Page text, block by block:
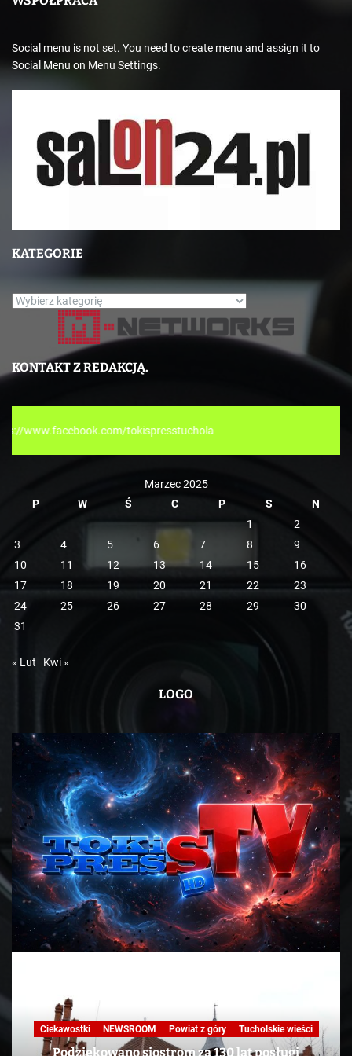
Social menu is not set. You need to create menu and assign it to
Social Menu on Menu Settings.
KATEGORIE
K
e
g
i
e
KONTAKT Z REDAKCJĄ.
Marzec 2025
P
W Ś C P S
N
1
2
3
4 5 6 7 8
9
10
11 12 13 14 15
16
17
18 19 20 21 22
23
24
25 26 27 28 29
30
31
« Lut Kwi »
LOGO
Nasza praca NEWSROOM Powiat z góry
Skandale
Telewizja
Tucholskie wieści TV